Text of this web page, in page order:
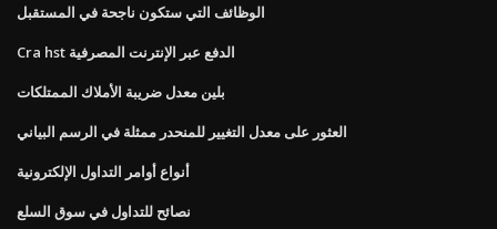
الوظائف التي ستكون ناجحة في المستقبل
Cra hst الدفع عبر الإنترنت المصرفية
بلين معدل ضريبة الأملاك الممتلكات
العثور على معدل التغيير للمنحدر ممثلة في الرسم البياني
أنواع أوامر التداول الإلكترونية
نصائح للتداول في سوق السلع